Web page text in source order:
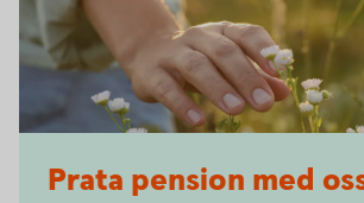
Prata pension med